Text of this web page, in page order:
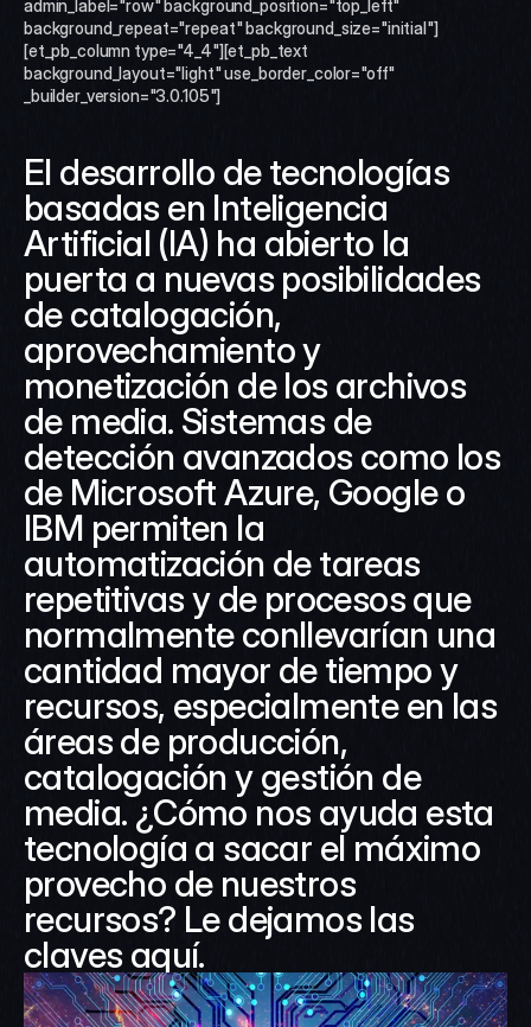
admin_label="row" background_position="top_left"
background_repeat="repeat" background_size="initial"]
[et_pb_column type="4_4"][et_pb_text
background_layout="light" use_border_color="off"
_builder_version="3.0.105"]
El desarrollo de tecnologías
basadas en Inteligencia
Artificial (IA) ha abierto la
puerta a nuevas posibilidades
de catalogación,
aprovechamiento y
monetización de los archivos
de media. Sistemas de
detección avanzados como los
de Microsoft Azure, Google o
IBM permiten la
automatización de tareas
repetitivas y de procesos que
normalmente conllevarían una
cantidad mayor de tiempo y
recursos, especialmente en las
áreas de producción,
catalogación y gestión de
media. ¿Cómo nos ayuda esta
tecnología a sacar el máximo
provecho de nuestros
recursos? Le dejamos las
claves aquí.